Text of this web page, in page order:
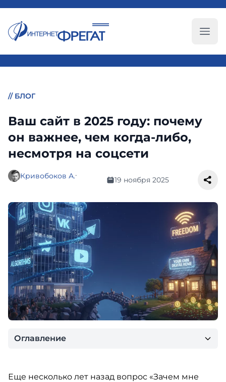
// БЛОГ
Ваш сайт в 2025 году: почему
он важнее, чем когда-либо,
несмотря на соцсети
Кривобоков А.·
19 ноября 2025
Оглавление
Еще несколько лет назад вопрос «Зачем мне